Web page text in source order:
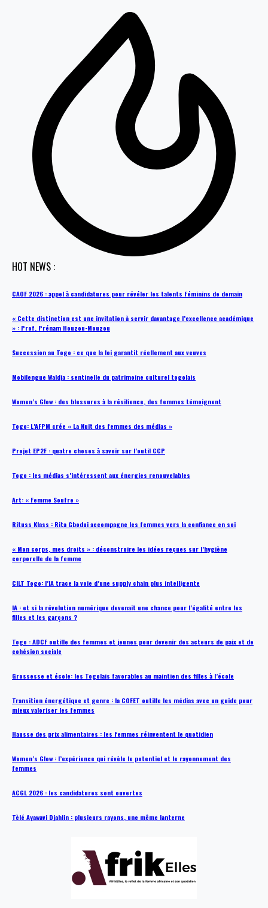
HOT NEWS :
CAOF 2026 : appel à candidatures pour révéler les talents féminins de demain
« Cette distinction est une invitation à servir davantage l’excellence académique
» : Prof. Prénam Houzou-Mouzou
Succession au Togo : ce que la loi garantit réellement aux veuves
Mobilengue Waldja : sentinelle du patrimoine culturel togolais
Women’s Glow : des blessures à la résilience, des femmes témoignent
Togo: L’AFPM crée « La Nuit des femmes des médias »
Projet EP2F : quatre choses à savoir sur l’outil CCP
Togo : les médias s’intéressent aux énergies renouvelables
Art: « Femme Soufre »
Rituss Klass : Rita Gbodui accompagne les femmes vers la confiance en soi
« Mon corps, mes droits » : déconstruire les idées reçues sur l’hygiène
corporelle de la femme
CILT Togo: l’IA trace la voie d’une supply chain plus intelligente
IA : et si la révolution numérique devenait une chance pour l’égalité entre les
filles et les garçons ?
Togo : ADCF outille des femmes et jeunes pour devenir des acteurs de paix et de
cohésion sociale
Grossesse et école: les Togolais favorables au maintien des filles à l’école
Transition énergétique et genre : la COFET outille les médias avec un guide pour
mieux valoriser les femmes
Hausse des prix alimentaires : les femmes réinventent le quotidien
Women’s Glow : l’expérience qui révèle le potentiel et le rayonnement des
femmes
ACGL 2026 : les candidatures sont ouvertes
Tèlé Ayawavi Djahlin : plusieurs rayons, une même lanterne